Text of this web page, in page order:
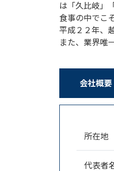
は「久比岐」
食事の中でこ
平成２２年、
また、業界唯
会社概
所在地
代表者